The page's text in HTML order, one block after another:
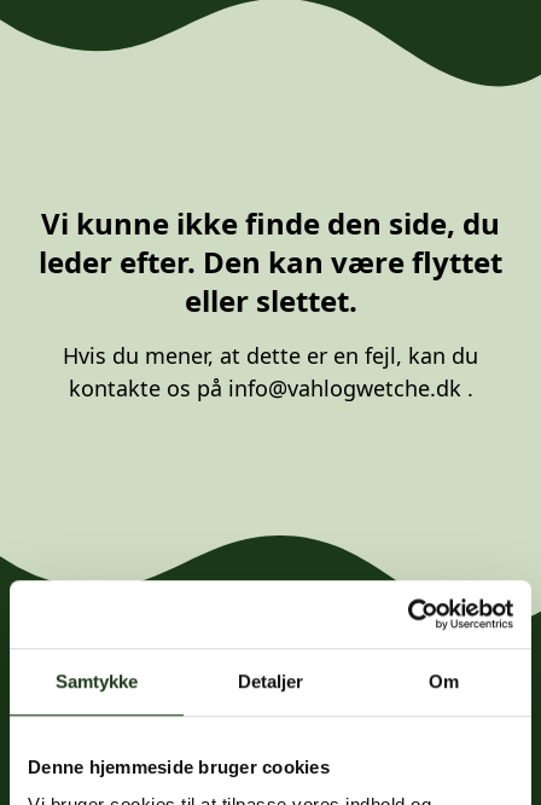
Samtykke Detaljer Om
Denne hjemmeside bruger cookies
Vi kunne ikke finde den side, du
leder efter. Den kan være flyttet
eller slettet.
Hvis du mener, at dette er en fejl, kan du
kontakte os på info@vahlogwetche.dk.
Fredericiavej 69B, st.